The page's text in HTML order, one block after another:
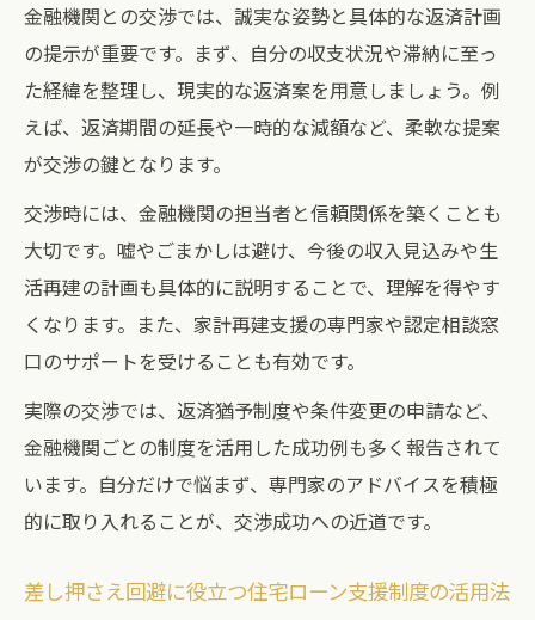
精神的負担を減らす住宅ローン相談のすす
め
住宅ローン滞納から立ち直るための支援利
用法
金融機関との交渉では、誠実な姿勢と具体的な返済計画
の提示が重要です。まず、自分の収支状況や滞納に至っ
た経緯を整理し、現実的な返済案を用意しましょう。例
えば、返済期間の延長や一時的な減額など、柔軟な提案
が交渉の鍵となります。
交渉時には、金融機関の担当者と信頼関係を築くことも
大切です。嘘やごまかしは避け、今後の収入見込みや生
活再建の計画も具体的に説明することで、理解を得やす
くなります。また、家計再建支援の専門家や認定相談窓
口のサポートを受けることも有効です。
実際の交渉では、返済猶予制度や条件変更の申請など、
金融機関ごとの制度を活用した成功例も多く報告されて
います。自分だけで悩まず、専門家のアドバイスを積極
的に取り入れることが、交渉成功への近道です。
差し押さえ回避に役立つ住宅ローン支援制度の活用法